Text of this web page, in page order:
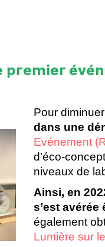
premier
Pour
dans une
Evénement
d’éco-
niveaux de
Ainsi, en
s’est
également
Lumière sur